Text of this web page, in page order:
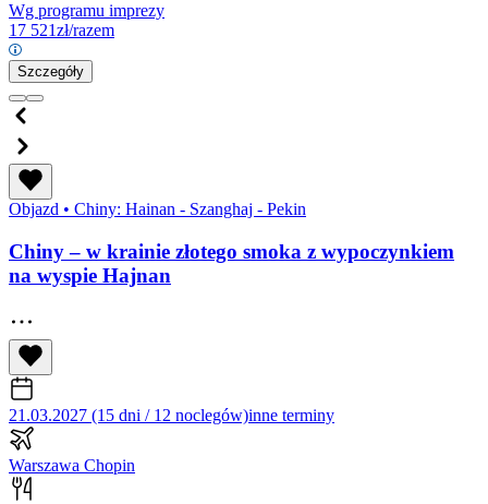
Wg programu imprezy
17 521zł/razem
Szczegóły
Objazd • Chiny: Hainan - Szanghaj - Pekin
Chiny – w krainie złotego smoka z wypoczynkiem
na wyspie Hajnan
21.03.2027 (15 dni / 12 noclegów)inne terminy
Warszawa Chopin